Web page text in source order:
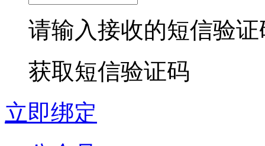
请输入接收的短信验证
获取短信验证码
立即绑定